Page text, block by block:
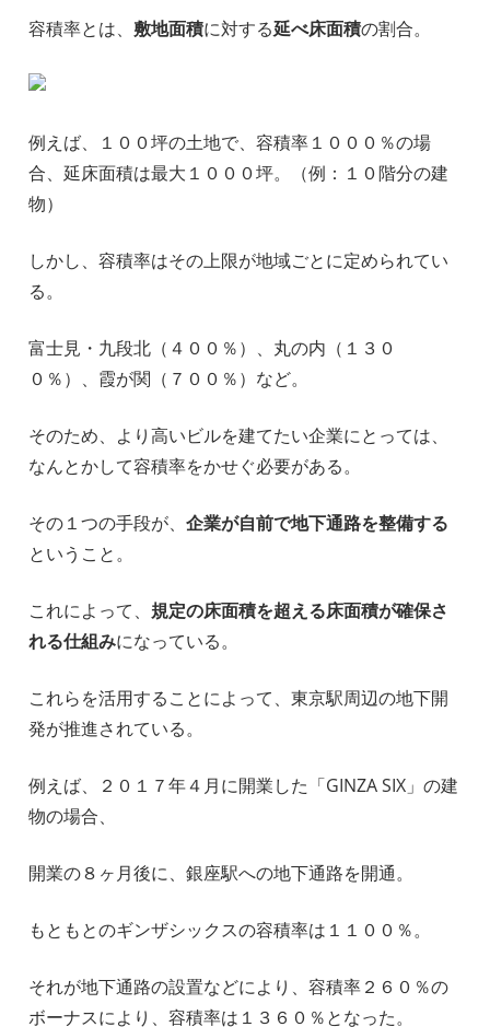
容積率とは、 敷地面積に対する延べ床面積の割合。
例えば、１００坪の土地で、容積率１０００％の場
合、延床面積は最大１０００坪。（例：１０階分の建
物）
しかし、容積率はその上限が地域ごとに定められてい
る。
富士見・九段北（４００％）、丸の内（１３０
０％）、霞が関（７００％）など。
そのため、より高いビルを建てたい企業にとっては、
なんとかして容積率をかせぐ必要がある。
その１つの手段が、 企業が自前で地下通路を整備する
ということ。
これによって、 規定の床面積を超える床面積が確保さ
れる仕組みになっている。
これらを活用することによって、東京駅周辺の地下開
発が推進されている。
例えば、２０１７年４月に開業した「GINZA SIX」の建
物の場合、
開業の８ヶ月後に、銀座駅への地下通路を開通。
もともとのギンザシックスの容積率は１１００％。
それが地下通路の設置などにより、容積率２６０％の
ボーナスにより、容積率は１３６０％となった。